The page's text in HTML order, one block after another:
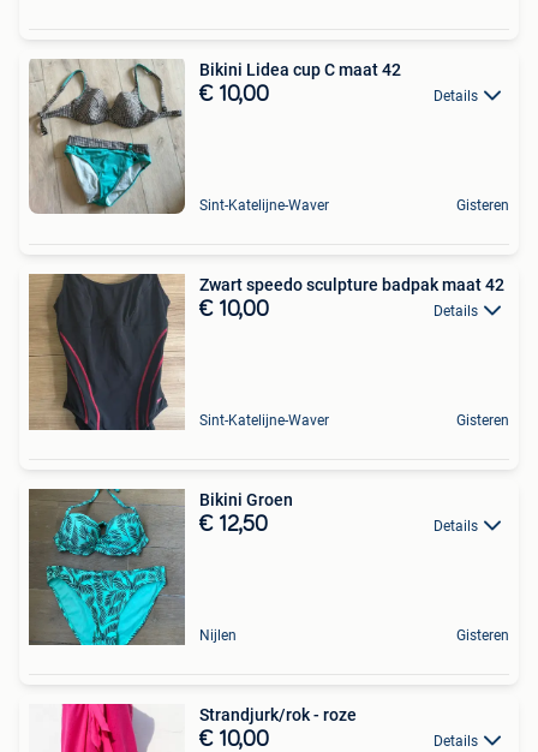
Bikini Lidea cup C maat 42
€ 10,00 Details
Sint-Katelijne-Waver Gisteren
Zwart speedo sculpture badpak maat 42
€ 10,00 Details
Sint-Katelijne-Waver Gisteren
Bikini Groen
€ 12,50 Details
Nijlen Gisteren
Strandjurk/rok - roze
€ 10,00 Details